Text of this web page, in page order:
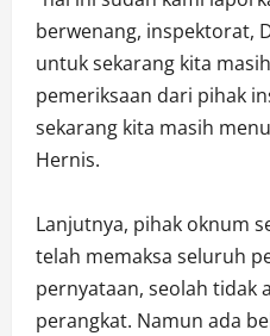
berwenang, inspektorat,
untuk sekarang kita
pemeriksaan dari pihak
sekarang kita masih
Hernis.
Lanjutnya, pihak oknum
telah memaksa seluruh
pernyataan, seolah tidak
perangkat. Namun ada